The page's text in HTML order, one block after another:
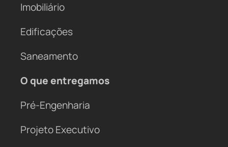
Imobiliário
Edificações
Saneamento
O que entregamos
Pré-Engenharia
Projeto Executivo